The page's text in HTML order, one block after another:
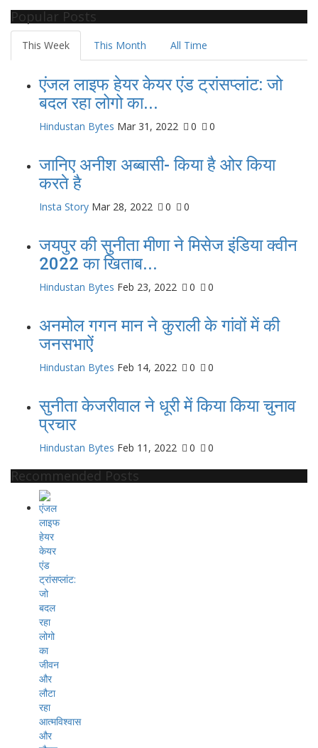
Popular Posts
This Week This Month All Time
एंजल लाइफ हेयर केयर एंड ट्रांसप्लांट: जो
बदल रहा लोगो का...
Hindustan Bytes Mar 31, 2022 0 0
जानिए अनीश अब्बासी- किया है ओर किया
करते है
Insta Story Mar 28, 2022 0 0
जयपुर की सुनीता मीणा ने मिसेज इंडिया क्वीन
2022 का खिताब...
Hindustan Bytes Feb 23, 2022 0 0
अनमोल गगन मान ने कुराली के गांवों में की
जनसभाऐं
Hindustan Bytes Feb 14, 2022 0 0
सुनीता केजरीवाल ने धूरी में किया किया चुनाव
प्रचार
Hindustan Bytes Feb 11, 2022 0 0
Recommended Posts